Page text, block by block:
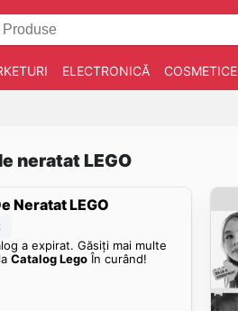
ELECTRONICĂ COSMETICE
neratat LEGO
Neratat LEGO
a expirat. Găsiți mai multe
Сatalog LegoÎn curând!